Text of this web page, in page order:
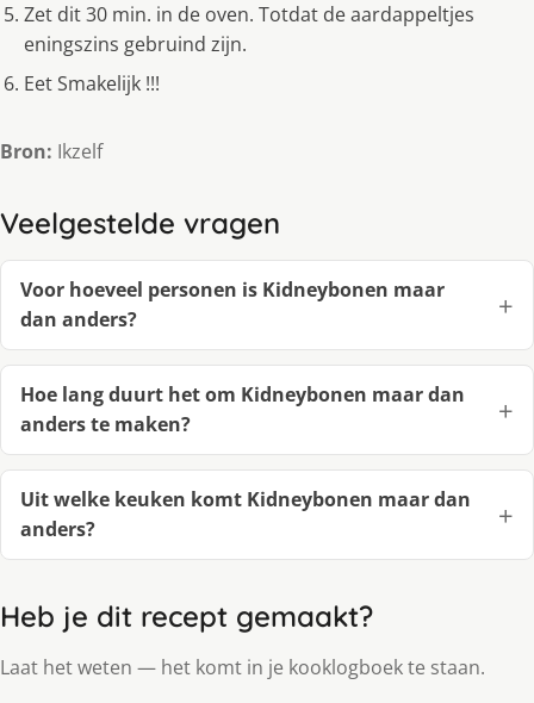
Zet dit 30 min. in de oven. Totdat de aardappeltjes
eningszins gebruind zijn.
Eet Smakelijk !!!
Bron: Ikzelf
Veelgestelde vragen
Voor hoeveel personen is Kidneybonen maar
dan anders?
Hoe lang duurt het om Kidneybonen maar dan
anders te maken?
Uit welke keuken komt Kidneybonen maar dan
anders?
Heb je dit recept gemaakt?
Laat het weten — het komt in je kooklogboek te staan.